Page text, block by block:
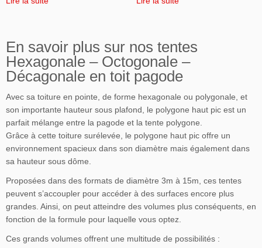
En savoir plus sur nos tentes
Hexagonale – Octogonale –
Décagonale en toit pagode
Avec sa toiture en pointe, de forme hexagonale ou polygonale, et
son importante hauteur sous plafond, le polygone haut pic est un
parfait mélange entre la pagode et la tente polygone.
Grâce à cette toiture surélevée, le polygone haut pic offre un
environnement spacieux dans son diamètre mais également dans
sa hauteur sous dôme.
Proposées dans des formats de diamètre 3m à 15m, ces tentes
peuvent s’accoupler pour accéder à des surfaces encore plus
grandes. Ainsi, on peut atteindre des volumes plus conséquents, en
fonction de la formule pour laquelle vous optez.
Ces grands volumes offrent une multitude de possibilités :